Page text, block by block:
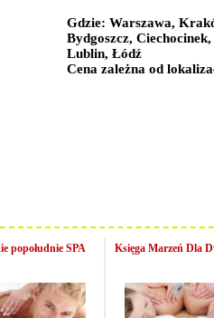
Gdzie: Warszawa,
Bydgoszcz,
Lublin, Łódź
Cena zależna od
popołudnie SPA Księga Marzeń Dla